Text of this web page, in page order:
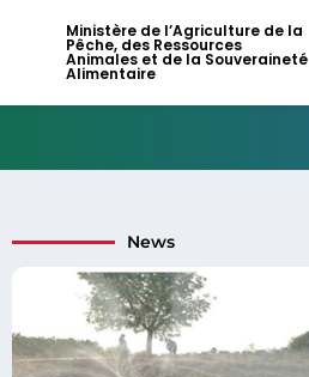
Ministère de l’Agriculture de la
Pêche, des Ressources
Animales et de la Souveraineté
Alimentaire
News